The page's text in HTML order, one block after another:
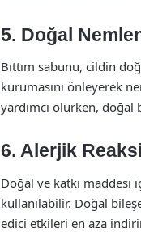
5. Doğal
Bıttım sabunu, cildin
kurumasını önleyerek
yardımcı olurken,
6. Alerjik
Doğal ve katkı maddesi
kullanılabilir. Doğal
edici etkileri en aza